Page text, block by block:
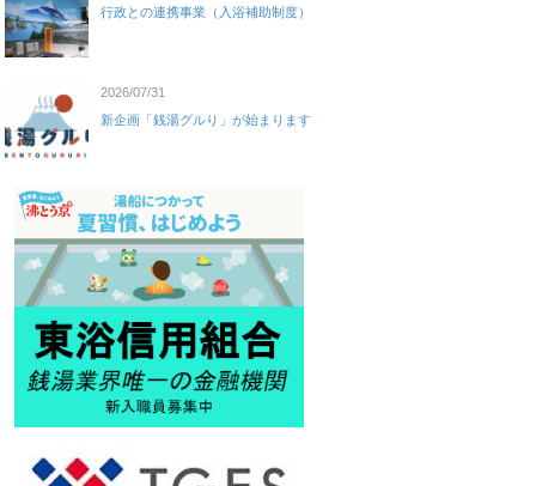
行政との連携事業（入浴補助制度）
2026/07/31
新企画「銭湯グルり」が始まります